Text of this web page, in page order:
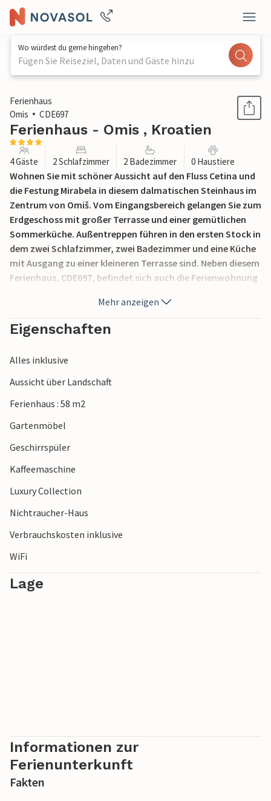
Wo würdest du gerne hingehen?
Fügen Sie Reiseziel, Daten und Gäste hinzu
1 / 29
Ferienhaus
Omis
CDE697
Ferienhaus - Omis , Kroatien
4 Gäste 2 Schlafzimmer 2 Badezimmer 0 Haustiere
Wohnen Sie mit schöner Aussicht auf den Fluss Cetina und
die Festung Mirabela in diesem dalmatischen Steinhaus im
Zentrum von Omiš. Vom Eingangsbereich gelangen Sie zum
Erdgeschoss mit großer Terrasse und einer gemütlichen
Sommerküche. Außentreppen führen in den ersten Stock in
dem zwei Schlafzimmer, zwei Badezimmer und eine Küche
mit Ausgang zu einer kleineren Terrasse sind. Neben diesem
Ferienhaus, CDE697, befindet sich auch die Ferienwohnung
können Sie sich noch einen Eingangsbereich teilen. In Omiš
gibt es im Sommer zahlreiche Kultur-, Unterhaltungs- und
Sportmöglichkeiten.
Mehr anzeigen
Eigenschaften
Alles inklusive
Aussicht über Landschaft
Ferienhaus : 58 m2
Gartenmöbel
Geschirrspüler
Kaffeemaschine
Luxury Collection
Nichtraucher-Haus
Verbrauchskosten inklusive
WiFi
Lage
Informationen zur
Ferienunterkunft
Fakten